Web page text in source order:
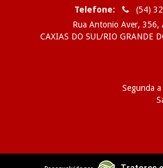
Telefone:
(54)
Rua Antonio Aver, 356,
CAXIAS DO SUL/RIO GRANDE
Segunda
2026 Dol Peças